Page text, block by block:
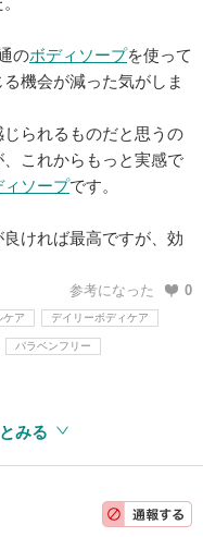
のボディソープを使って
機会が減った気がしま
られるものだと思うの
これからもっと実感で
ィソープです。
ければ最高ですが、効
参考になった 0
ケア デイリーボディケア
パラベンフリー
みる